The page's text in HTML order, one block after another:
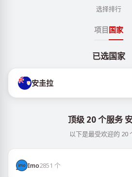
选择排行
项目国家
已选国家
安圭拉
顶级 20 个服务
以下是最受欢迎的 20
Imo2851 个